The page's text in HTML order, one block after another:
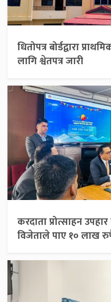
धितोपत्र बोर्डद्वारा
लागि श्वेतपत्र जारी
करदाता प्रोत्साहन
विजेताले पाए १० लाख